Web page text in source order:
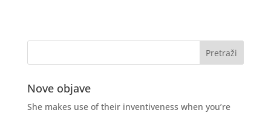
Nove objave
She makes use of their inventiveness when you’re